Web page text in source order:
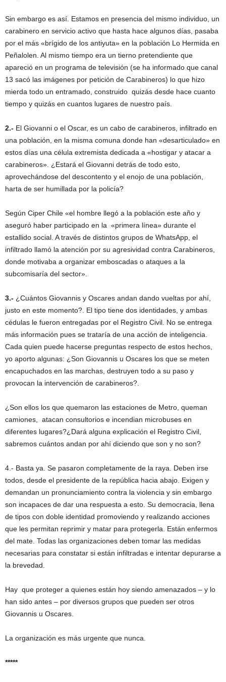
Sin embargo es así. Estamos en presencia del mismo individuo, un
carabinero en servicio activo que hasta hace algunos días, pasaba
por el más «brígido de los antiyuta» en la población Lo Hermida en
Peñalolen. Al mismo tiempo era un tierno pretendiente que
apareció en un programa de televisión (se ha informado que canal
13 sacó las imágenes por petición de Carabineros) lo que hizo
mierda todo un entramado, construido quizás desde hace cuanto
tiempo y quizás en cuantos lugares de nuestro país.
2.- El Giovanni o el Oscar, es un cabo de carabineros, infiltrado en
una población, en la misma comuna donde han «desarticulado» en
estos días una célula extremista dedicada a «hostigar y atacar a
carabineros». ¿Estará el Giovanni detrás de todo esto,
aprovechándose del descontento y el enojo de una población,
harta de ser humillada por la policía?
Según Ciper Chile «el hombre llegó a la población este año y
aseguró haber participado en la «primera línea» durante el
estallido social. A través de distintos grupos de WhatsApp, el
infiltrado llamó la atención por su agresividad contra Carabineros,
donde motivaba a organizar emboscadas o ataques a la
subcomisaría del sector».
3.- ¿Cuántos Giovannis y Oscares andan dando vueltas por ahí,
justo en este momento?. El tipo tiene dos identidades, y ambas
cédulas le fueron entregadas por el Registro Civil. No se entrega
más información pues se trataría de una acción de inteligencia.
Cada quien puede hacerse preguntas respecto de estos hechos,
yo aporto algunas: ¿Son Giovannis u Oscares los que se meten
encapuchados en las marchas, destruyen todo a su paso y
provocan la intervención de carabineros?.
¿Son ellos los que quemaron las estaciones de Metro, queman
camiones, atacan consultorios e incendian microbuses en
diferentes lugares?¿Dará alguna explicación el Registro Civil,
sabremos cuántos andan por ahí diciendo que son y no son?
4.- Basta ya. Se pasaron completamente de la raya. Deben irse
todos, desde el presidente de la república hacia abajo. Exigen y
demandan un pronunciamiento contra la violencia y sin embargo
son incapaces de dar una respuesta a esto. Su democracia, llena
de tipos con doble identidad promoviendo y realizando acciones
que les permitan reprimir y matar para protegerla. Están enfermos
del mate. Todas las organizaciones deben tomar las medidas
necesarias para constatar si están infiltradas e intentar depurarse a
la brevedad.
Hay que proteger a quienes están hoy siendo amenazados – y lo
han sido antes – por diversos grupos que pueden ser otros
Giovannis u Oscares.
La organización es más urgente que nunca.
*****